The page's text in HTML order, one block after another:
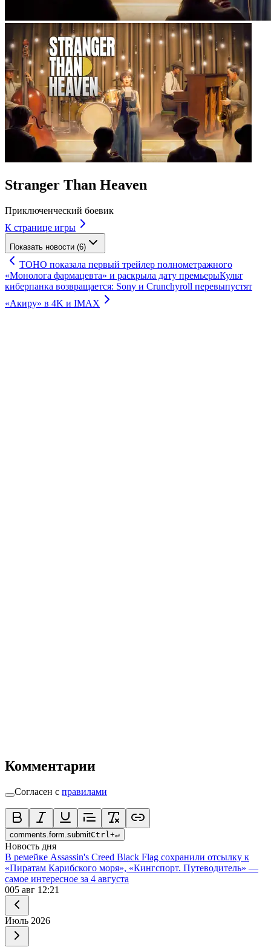
Stranger Than Heaven
Приключенческий боевик
К странице игры
Показать новости (6)
TOHO показала первый трейлер полнометражного
«Монолога фармацевта» и раскрыла дату премьерыКульт
киберпанка возвращается: Sony и Crunchyroll перевыпустят
«Акиру» в 4K и IMAX
Комментарии
Согласен с правилами
comments.form.submitCtrl+↵
Новость дня
В ремейке Assassin's Creed Black Flag сохранили отсылку к
«Пиратам Карибского моря», «Кингспорт. Путеводитель» —
самое интересное за 4 августа
005 авг 12:21
Июль 2026